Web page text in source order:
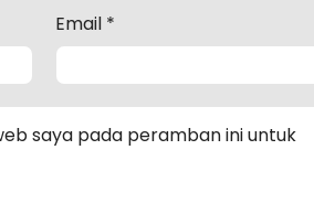
Email *
saya pada peramban ini untuk